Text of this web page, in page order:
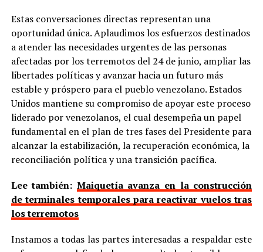
Estas conversaciones directas representan una
oportunidad única. Aplaudimos los esfuerzos destinados
a atender las necesidades urgentes de las personas
afectadas por los terremotos del 24 de junio, ampliar las
libertades políticas y avanzar hacia un futuro más
estable y próspero para el pueblo venezolano. Estados
Unidos mantiene su compromiso de apoyar este proceso
liderado por venezolanos, el cual desempeña un papel
fundamental en el plan de tres fases del Presidente para
alcanzar la estabilización, la recuperación económica, la
reconciliación política y una transición pacífica.
Lee también: Maiquetía avanza en la construcción
de terminales temporales para reactivar vuelos tras
los terremotos
Instamos a todas las partes interesadas a respaldar este